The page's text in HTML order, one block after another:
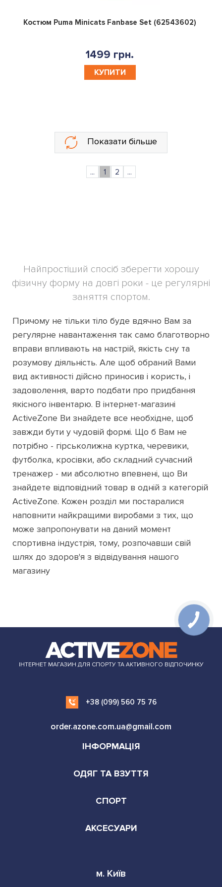
0
Костюм Puma Minicats Fanbase Set (62543602)
1499 грн.
КУПИТИ
Показати більше
... 1 2 ...
Найпростіший спосіб зберегти хорошу
фізичну форму на довгі роки - це регулярні
заняття спортом.
Причому не тільки тіло буде вдячно Вам за
регулярне навантаження так само благотворно
вправи впливають на настрій, якість сну та
розумову діяльність. Але щоб обраний Вами
вид активності дійсно приносив і користь, і
задоволення, варто подбати про придбання
якісного інвентарю. В інтернет-магазині
ActiveZone Ви знайдете все необхідне, щоб
завжди бути у чудовій формі. Що б Вам не
потрібно - гірськолижна куртка, черевики,
футболка, кросівки, або складний сучасний
тренажер - ми абсолютно впевнені, що Ви
знайдете відповідний товар в одній з категорій
ActiveZone. Кожен розділ ми постаралися
наповнити найкращими виробами з тих, що
може запропонувати на даний момент
спортивна індустрія, тому, розпочавши свій
шлях до здоров'я з відвідування нашого
магазину
ІНТЕРНЕТ МАГАЗИН ДЛЯ СПОРТУ ТА АКТИВНОГО ВІДПОЧИНКУ
+38 (099) 560 75 76
order.azone.com.ua@gmail.com
ІНФОРМАЦІЯ
ОДЯГ ТА ВЗУТТЯ
СПОРТ
АКСЕСУАРИ
м. Київ